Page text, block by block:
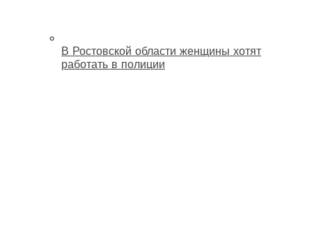
В Ростовской области женщины хотят
работать в полиции